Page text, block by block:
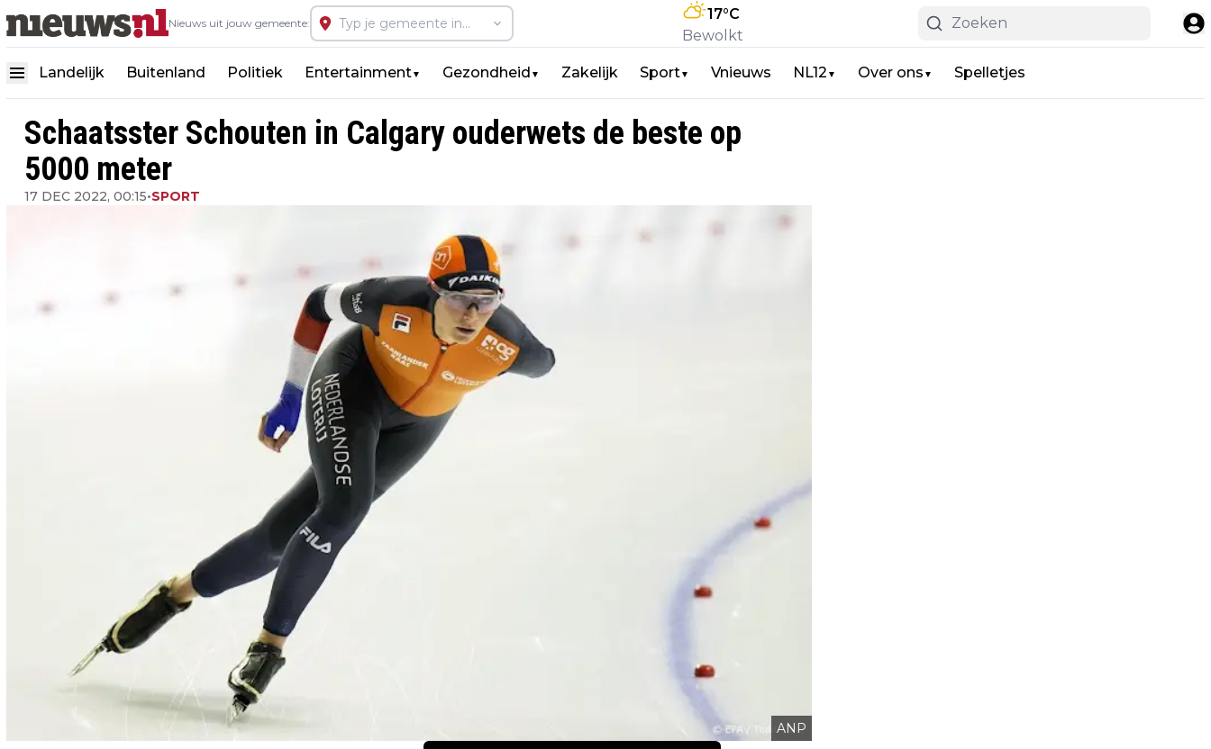
Nieuws uit jouw gemeente:
17°C
Bewolkt
Landelijk Buitenland Politiek Entertainment▼ Gezondheid ▼ Zakelijk Sport▼ Vnieuws NL12 ▼ Over ons ▼ Spelletjes
Schaatsster Schouten in Calgary ouderwets de beste op
5000 meter
17 DEC 2022, 00:15•SPORT
ANP